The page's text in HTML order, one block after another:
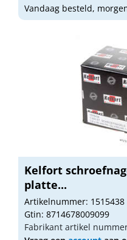
Vandaag besteld,
Kelfort
platte...
Artikelnummer: 1515438
Gtin: 8714678009099
Fabrikant artikel